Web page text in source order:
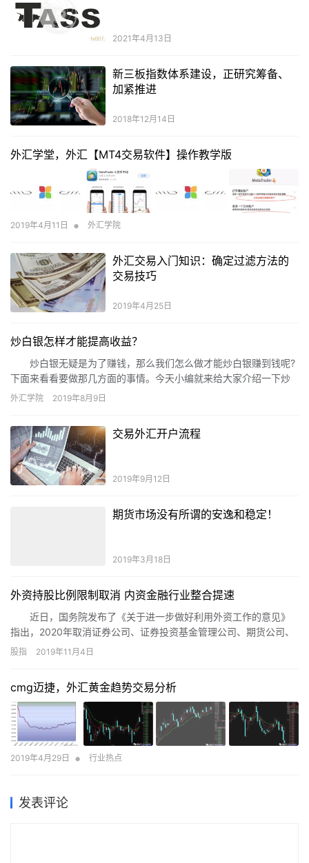
2021年4月13日
新三板指数体系建设，正研究筹备、
加紧推进
2018年12月14日
外汇学堂，外汇【MT4交易软件】操作教学版
2019年4月11日 • 外汇学院
外汇交易入门知识：确定过滤方法的
交易技巧
2019年4月25日
炒白银怎样才能提高收益？
炒白银无疑是为了赚钱，那么我们怎么做才能炒白银赚到钱呢?
下面来看看要做那几方面的事情。今天小编就来给大家介绍一下炒
白银怎样才能提高收益?
外汇学院 2019年8月9日
交易外汇开户流程
2019年9月12日
期货市场没有所谓的安逸和稳定！
2019年3月18日
外资持股比例限制取消 内资金融行业整合提速
近日，国务院发布了《关于进一步做好利用外资工作的意见》
指出，2020年取消证券公司、证券投资基金管理公司、期货公司、
寿险公司外资持股比例不超过51%的限制。金融行业对外开放加
股指 2019年11月4日
cmg迈捷，外汇黄金趋势交易分析
2019年4月29日 • 行业热点
发表评论